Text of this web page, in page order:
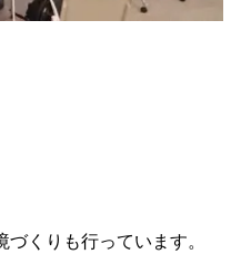
くりも行っています。